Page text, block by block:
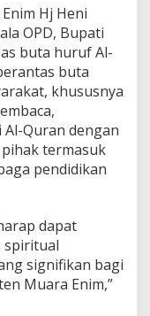
Hj Heni
OPD, Bupati
buta huruf Al-
buta
khususnya
Al-Quran dengan
termasuk
pendidikan
dapat
spiritual
signifikan bagi
Muara Enim,”